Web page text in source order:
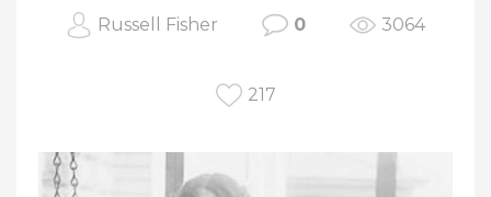
Russell Fisher 0 3064
217